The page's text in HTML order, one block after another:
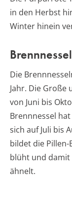
in den Herbst
Winter hinein
Brennnessel
Die
Jahr. Die Große
von Juni bis
Brennnessel
sich auf Juli bis
bildet die
blüht und damit
ähnelt.